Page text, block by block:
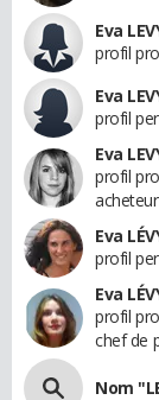
Eva
profil
Eva
profil
Eva
profil
Eva
profil
Eva
profil
chef de
Nom